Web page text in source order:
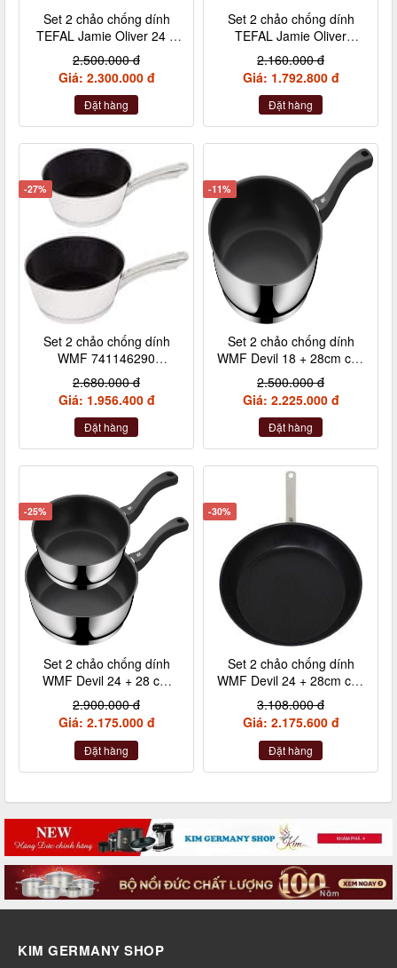
Set 2 chảo chống dính
TEFAL Jamie Oliver 24 +
28cm inox cán rời
2.500.000 đ
Giá: 2.300.000 đ
Đặt hàng
Set 2 chảo chống dính
TEFAL Jamie Oliver
Titanium 20 + 26cm nội
địa Đức
2.160.000 đ
Giá: 1.792.800 đ
Đặt hàng
-27%
Set 2 chảo chống dính
WMF 741146290
24+28cm cán inox nội địa
Đức
2.680.000 đ
Giá: 1.956.400 đ
Đặt hàng
-11%
Set 2 chảo chống dính
WMF Devil 18 + 28cm cán
nhựa
2.500.000 đ
Giá: 2.225.000 đ
Đặt hàng
-25%
Set 2 chảo chống dính
WMF Devil 24 + 28 cm
kèm xẻng
2.900.000 đ
Giá: 2.175.000 đ
Đặt hàng
-30%
Set 2 chảo chống dính
WMF Devil 24 + 28cm cán
inox nội địa Đức
3.108.000 đ
Giá: 2.175.600 đ
Đặt hàng
KIM GERMANY SHOP